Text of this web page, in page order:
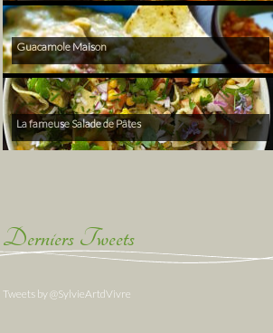
Guacamole Maison
La fameuse Salade de Pâtes
Derniers Tweets
Tweets by @SylvieArtdVivre